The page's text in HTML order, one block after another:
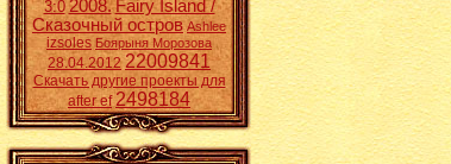
3:0 2008. Fairy Island /
Сказочный остров Ashlee
izsoles Боярыня Морозова
28.04.2012 22009841
Скачать другие проекты для
after ef 2498184